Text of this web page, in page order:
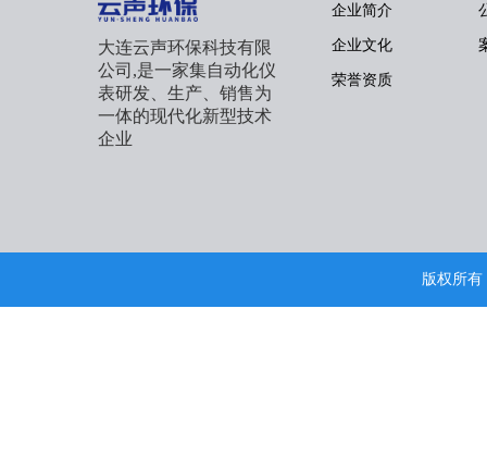
大连云声环保科技有限
公司,是一家集自动化仪
表研发、生产、销售为
一体的现代化新型技术
企业
企业简介
企业文化
荣誉资质
版权所